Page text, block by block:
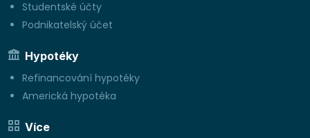
Studentské účty
Podnikatelský účet
Hypotéky
Refinancování hypotéky
Americká hypotéka
Více